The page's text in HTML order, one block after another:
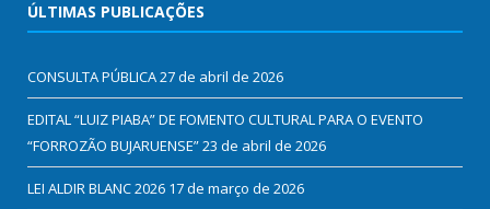
ÚLTIMAS PUBLICAÇÕES
CONSULTA PÚBLICA27 de abril de 2026
EDITAL “LUIZ PIABA” DE FOMENTO CULTURAL PARA O EVENTO
“FORROZÃO BUJARUENSE”23 de abril de 2026
LEI ALDIR BLANC 2026 17 de março de 2026